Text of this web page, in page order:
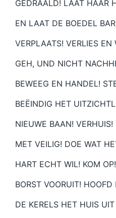
GEDRAALD! LAAT HAAR
EN LAAT DE BOEDEL
VERPLAATS! VERLIES EN
GEH, UND NICHT
BEWEEG EN HANDEL!
BEËINDIG HET
NIEUWE BAAN! VERHUIS!
MET VEILIG! DOE WAT
HART ECHT WIL! KOM
BORST VOORUIT!
DE KERELS HET HUIS